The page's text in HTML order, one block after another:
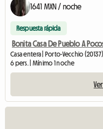
1641 MXN / noche
Respuesta rápida
Bonita Casa De Pueblo A
Casa entera | Porto-Vecchio
6 pers. | Mínimo 1 noche